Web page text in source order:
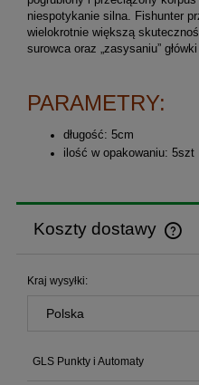
niespotykanie silna. Fishunter
wielokrotnie większą
surowca oraz „zasysaniu”
PARAMETRY:
długość: 5cm
ilość w opakowaniu: 5szt
Koszty dostawy
Kraj wysyłki:
GLS Punkty i Automaty